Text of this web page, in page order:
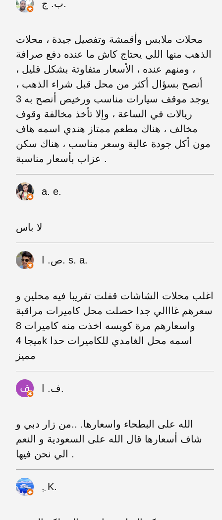
ب. ج.
محلات ملابس وأقمشة وتفصيل جيدة ، محلات
الذهب منها اللي يحتاج كاش ما عنده دفع صرافة
، ومنهم عنده ، الأسعار متفاوتة بشكل قليل ،
أنصح بسؤال أكثر من محل قبل شراء الذهب ،
يوجد موقف سيارات مناسب ورخيص أنصح به 3
ريالات في الساعة ، وإلا تأخذ مخالفة وقوف
مخالف ، هناك مطعم ممتاز هندي اسمه هاف
مون أكل جودة عالية وسعر مناسب ، هناك سكن
عزاب بأسعار مناسبة .
a. e.
لا باس
ص. ا. s. a.
اغلب محلات الشاشات قفلت تقريبا فيه محلين و
سعرهم غااالي جدا حصلت محل كاميرات مراقبة
واسعارهم مرة كويسه اخذت منه كاميرات 8
ميجا 4k اسمه محل الغامدي للكاميرات حدا
مميز
ف. ا.
الله على البطحاء واسعارها. ..من زار دبي و
شاف أسعارها قال الله على السعودية و النعم
الي نحن فيها .
ِ. K.